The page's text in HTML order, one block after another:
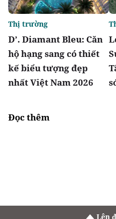
D’. Diamant Bleu: Căn
hộ hạng sang có thiết
kế biểu tượng đẹp
nhất Việt Nam 2026
Thị trường
Đọc thêm
Lên